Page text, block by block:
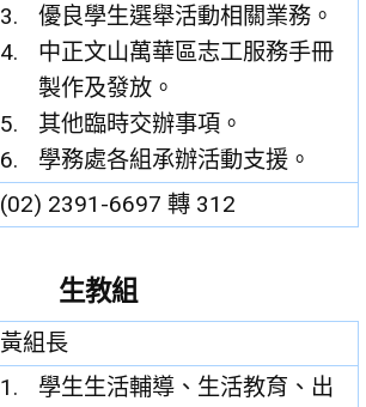
優良學生選舉活動相關業務。
中正文山萬華區志工服務手冊
製作及發放。
其他臨時交辦事項。
學務處各組承辦活動支援。
(02) 2391-6697 轉 312
生教組
黃組長
學生生活輔導、生活教育、出